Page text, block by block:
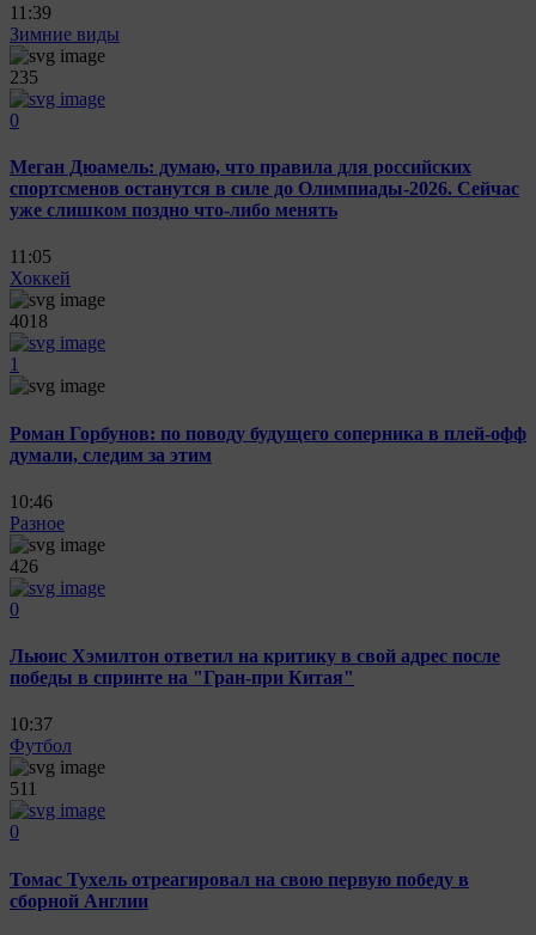
11:39
Зимние виды
235
0
Меган Дюамель: думаю, что правила для российских
спортсменов останутся в силе до Олимпиады-2026. Сейчас
уже слишком поздно что-либо менять
11:05
Хоккей
4018
1
Роман Горбунов: по поводу будущего соперника в плей-офф
думали, следим за этим
10:46
Разное
426
0
Льюис Хэмилтон ответил на критику в свой адрес после
победы в спринте на "Гран-при Китая"
10:37
Футбол
511
0
Томас Тухель отреагировал на свою первую победу в
сборной Англии